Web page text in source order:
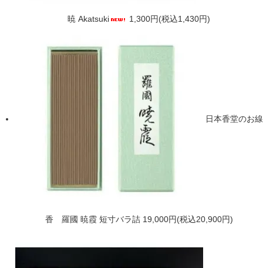
暁 Akatsuki 1,300円(税込1,430円)
日本香堂のお線
香 羅國 暁霞 短寸バラ詰 19,000円(税込20,900円)